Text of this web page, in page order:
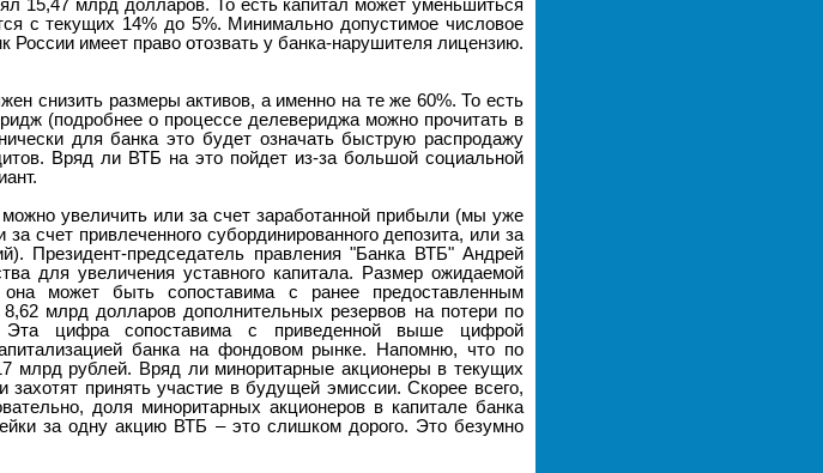
15,47 млрд долларов. То есть капитал может уменьшиться
с текущих 14% до 5%. Минимально допустимое числовое
имеет право отозвать у банка-нарушителя лицензию.
снизить размеры активов, а именно на те же 60%. То есть
(подробнее о процессе делевериджа можно прочитать в
для банка это будет означать быструю распродажу
Вряд ли ВТБ на это пойдет из-за большой социальной
увеличить или за счет заработанной прибыли (мы уже
счет привлеченного субординированного депозита, или за
Президент-председатель правления "Банка ВТБ" Андрей
для увеличения уставного капитала. Размер ожидаемой
может быть сопоставима с ранее предоставленным
млрд долларов дополнительных резервов на потери по
цифра сопоставима с приведенной выше цифрой
банка на фондовом рынке. Напомню, что по
млрд рублей. Вряд ли миноритарные акционеры в текущих
принять участие в будущей эмиссии. Скорее всего,
доля миноритарных акционеров в капитале банка
за одну акцию ВТБ – это слишком дорого. Это безумно